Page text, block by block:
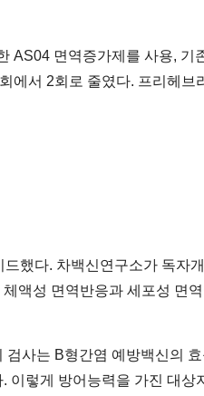
AS04 면역증가제를 사용, 기
에서 2회로 줄였다. 프리헤브
했다. 차백신연구소가 독자
액성 면역반응과 세포성 면
사는 B형간염 예방백신의
이렇게 방어능력을 가진 대상